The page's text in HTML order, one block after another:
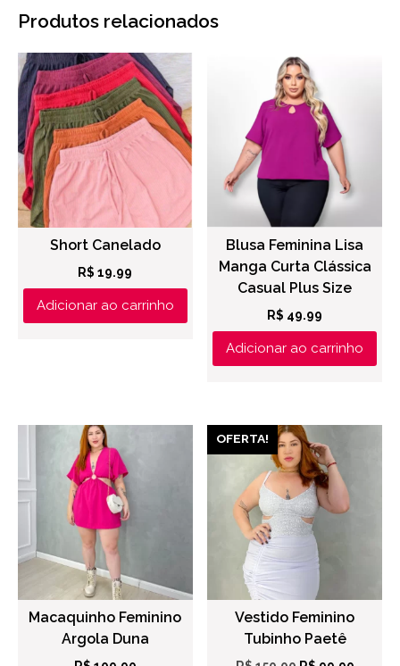
Produtos relacionados
Short Canelado
R$ 19.99
Adicionar ao carrinho
Blusa Feminina Lisa
Manga Curta Clássica
Casual Plus Size
R$ 49.99
Adicionar ao carrinho
Macaquinho Feminino
Argola Duna
OFERTA!
Vestido Feminino
Tubinho Paetê